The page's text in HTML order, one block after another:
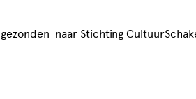
naar Stichting